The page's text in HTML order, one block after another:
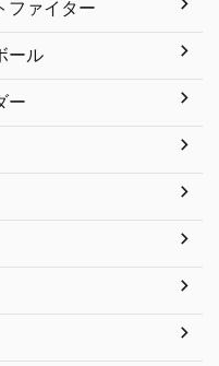
ァイター
ール
ー